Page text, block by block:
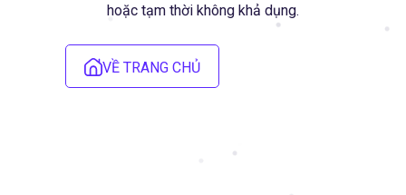
hoặc tạm thời không khả dụng.
VỀ TRANG CHỦ